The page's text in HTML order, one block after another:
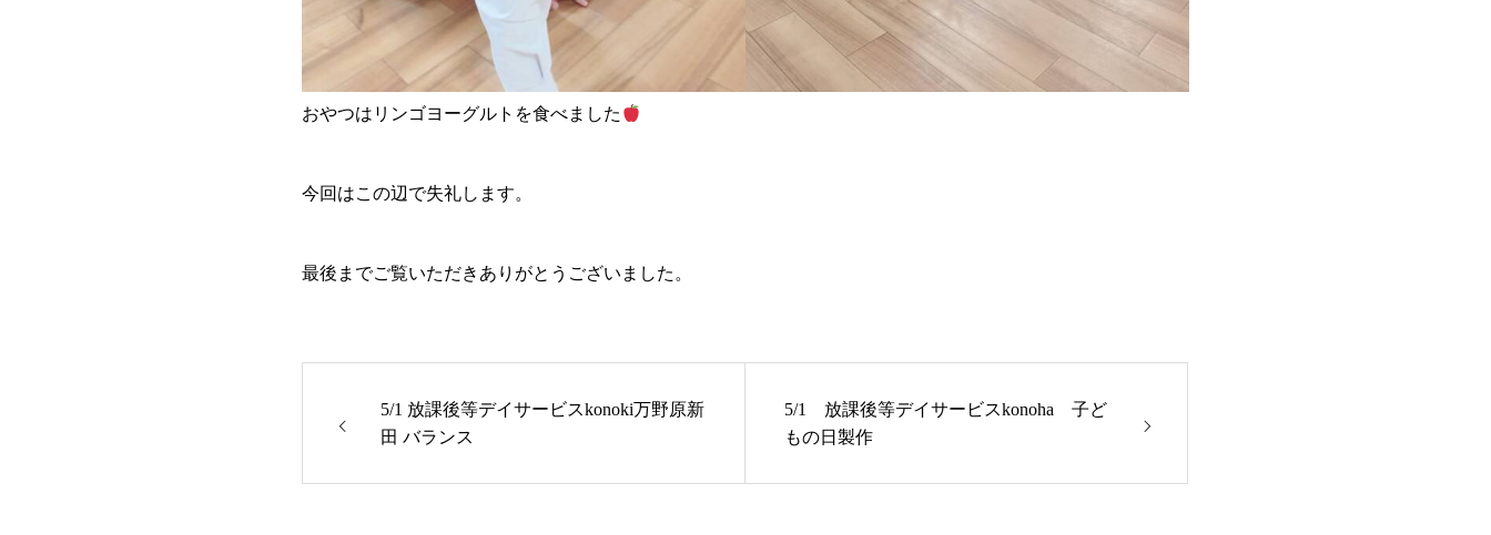
おやつはリンゴヨーグルトを食べました
今回はこの辺で失礼します。
最後までご覧いただきありがとうございました。
5/1 放課後等デイサービスkonoki万野原新
田 バランス
5/1 放課後等デイサービスkonoha 子ど
もの日製作